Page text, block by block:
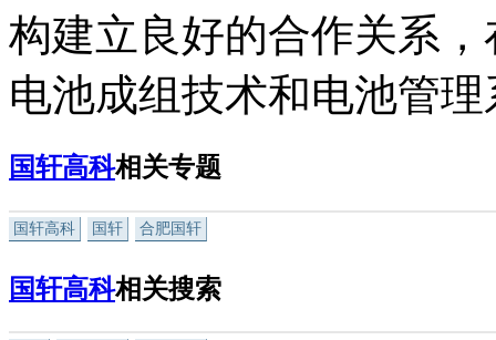
构建立良好的合作关系
电池成组技术和电池管
国轩高科相关专题
国轩高科 国轩 合肥国轩
国轩高科相关搜索